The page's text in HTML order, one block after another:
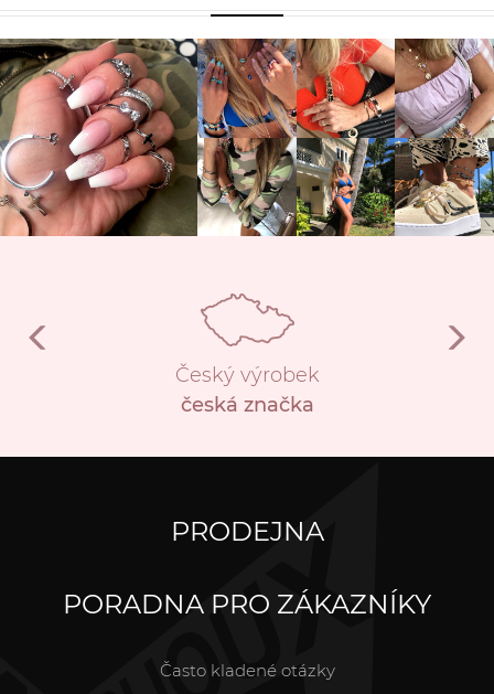
Český výrobek
česká značka
PRODEJNA
PORADNA PRO ZÁKAZNÍKY
Často kladené otázky